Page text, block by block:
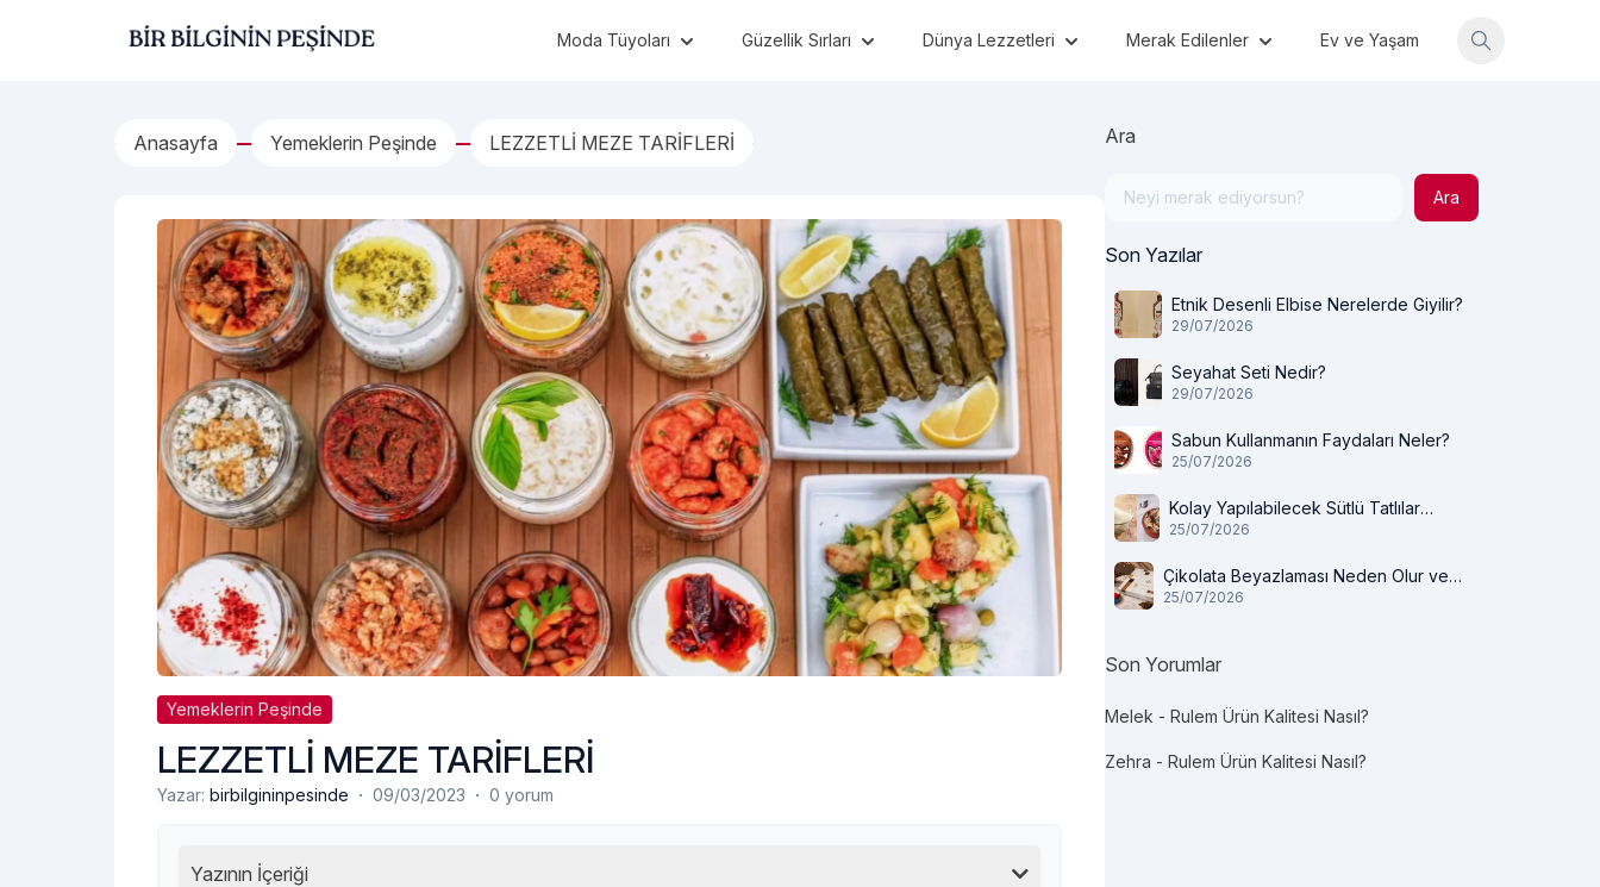
Bir Bilginin Peşinde! Moda Tüyoları Güzellik Sırları Dünya Lezzetleri Merak Edilenler Ev ve Yaşam
Anasayfa Yemeklerin Peşinde LEZZETLİ MEZE TARİFLERİ
Yemeklerin Peşinde
LEZZETLİ MEZE TARİFLERİ
Yazar: birbilgininpesinde · 09/03/2023 · 0 yorum
Yazının İçeriği
Ara
Ara
Son Yazılar
Etnik Desenli Elbise Nerelerde Giyilir?
29/07/2026
Seyahat Seti Nedir?
29/07/2026
Sabun Kullanmanın Faydaları Neler?
25/07/2026
Kolay Yapılabilecek Sütlü Tatlılar
Nelerdir?
25/07/2026
Çikolata Beyazlaması Neden Olur ve
Tüketilir mi?
25/07/2026
Son Yorumlar
Melek - Rulem Ürün Kalitesi Nasıl?
Zehra - Rulem Ürün Kalitesi Nasıl?